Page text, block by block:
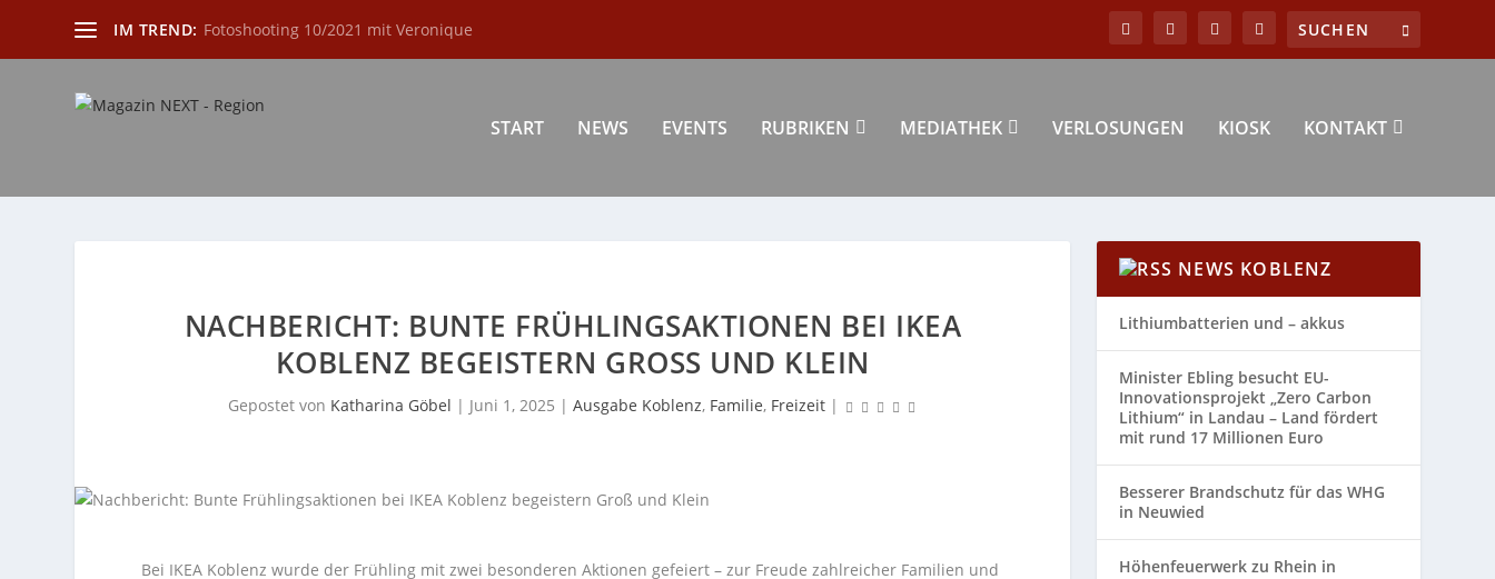
IM TREND: Fotoshooting 10/2021 mit Veronique
START NEWS EVENTS RUBRIKEN MEDIATHEK VERLOSUNGEN KIOSK KONTAKT
NACHBERICHT: BUNTE FRÜHLINGSAKTIONEN BEI IKEA
KOBLENZ BEGEISTERN GROSS UND KLEIN
Gepostet von Katharina Göbel | Juni 1, 2025 |Ausgabe Koblenz, Familie, Freizeit |
Bei IKEA Koblenz wurde der Frühling mit zwei besonderen Aktionen gefeiert – zur Freude zahlreicher Familien und
NEWS KOBLENZ
Lithiumbatterien und – akkus
Minister Ebling besucht EU-
Innovationsprojekt „Zero Carbon
Lithium“ in Landau – Land fördert
mit rund 17 Millionen Euro
Besserer Brandschutz für das WHG
in Neuwied
Höhenfeuerwerk zu Rhein in